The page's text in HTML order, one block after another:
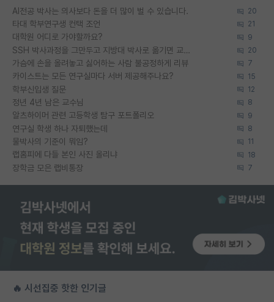
AI전공 박사는 의사보다 돈을 더 많이 벌 수 있습니다. 20
타대 학부연구생 컨택 조언 21
대학원 어디로 가야할까요? 9
SSH 박사과정을 그만두고 지방대 박사로 옮기면 교수의 꿈은 끝일까요? 20
가슴에 손을 올려놓고 싫어하는 사람 불공정하게 리뷰 7
카이스트는 모든 연구실마다 서버 제공해주나요? 15
학부신입생 질문 12
정년 4년 남은 교수님 8
알츠하이머 관련 고등학생 탐구 포트폴리오 9
연구실 학생 하나 자퇴했는데 8
물박사의 기준이 뭐임? 11
랩홈피에 다들 본인 사진 올리냐 18
장학금 모은 랩비통장 7
🔥 시선집중 핫한 인기글